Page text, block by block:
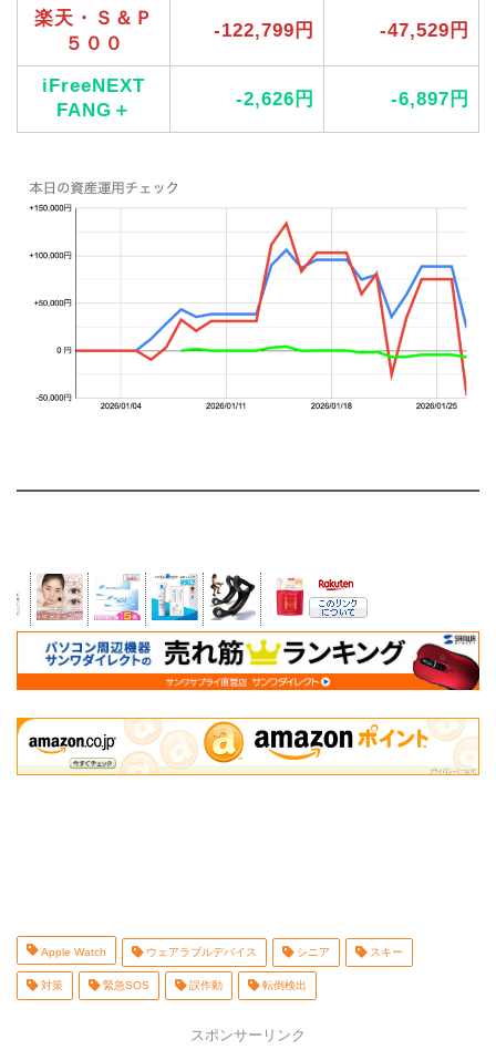
楽天・Ｓ＆Ｐ
５００
-122,799円 -47,529円
iFreeNEXT
FANG＋
-2,626円 -6,897円
Apple Watch ウェアラブルデバイス シニア スキー
対策 緊急SOS 誤作動 転倒検出
スポンサーリンク